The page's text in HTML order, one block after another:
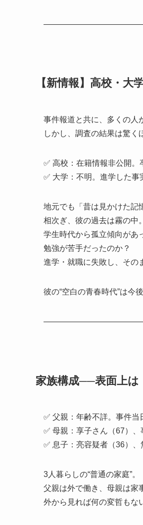
【新情報】高校・
事件報道と共に、多くの人
しかし、調査の結果は驚く
✅ 高校：在籍情報非公開。
✅ 大学：不明。進学した事
地元でも「昔は見かけた記
相次ぎ、彼の過去は霧の中。
学生時代から孤立傾向があ
勉強が苦手だったのか？
進学・就職に失敗し、その
彼の“空白の青春時代”は今
家族構成──表面上
✅ 父親：年齢不詳。事件当
✅ 母親：享子さん（67）、
✅ 息子：亮容疑者（36）
3人暮らしの“普通の家庭”。
父親は外で働き、母親は家
外から見れば何の変哲もな